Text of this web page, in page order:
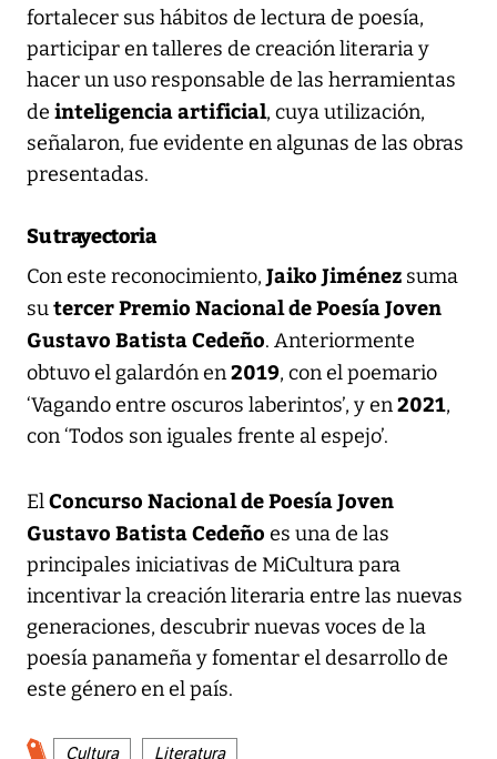
fortalecer sus hábitos de lectura de poesía,
participar en talleres de creación literaria y
hacer un uso responsable de las herramientas
de inteligencia artificial, cuya utilización,
señalaron, fue evidente en algunas de las obras
presentadas.
Su trayectoria
Con este reconocimiento, Jaiko Jiménez suma
sutercer Premio Nacional de Poesía Joven
Gustavo Batista Cedeño. Anteriormente
obtuvo el galardón en2019, con el poemario
‘Vagando entre oscuros laberintos’, y en2021,
con ‘Todos son iguales frente al espejo’.
ElConcurso Nacional de Poesía Joven
Gustavo Batista Cedeño es una de las
principales iniciativas de MiCultura para
incentivar la creación literaria entre las nuevas
generaciones, descubrir nuevas voces de la
poesía panameña y fomentar el desarrollo de
este género en el país.
Cultura Literatura